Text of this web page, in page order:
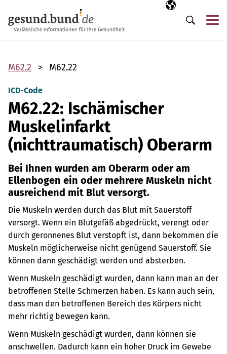
Ausgewählte
DE
Suche
M62.2 M62.22
ICD-Code
M62.22: Ischämischer
Muskelinfarkt
(nichttraumatisch) Oberarm
Bei Ihnen wurden am Oberarm oder am
Ellenbogen ein oder mehrere Muskeln nicht
ausreichend mit Blut versorgt.
Die Muskeln werden durch das Blut mit Sauerstoff
versorgt. Wenn ein Blutgefäß abgedrückt, verengt oder
durch geronnenes Blut verstopft ist, dann bekommen die
Muskeln möglicherweise nicht genügend Sauerstoff. Sie
können dann geschädigt werden und absterben.
Wenn Muskeln geschädigt wurden, dann kann man an der
betroffenen Stelle Schmerzen haben. Es kann auch sein,
dass man den betroffenen Bereich des Körpers nicht
mehr richtig bewegen kann.
Wenn Muskeln geschädigt wurden, dann können sie
anschwellen. Dadurch kann ein hoher Druck im Gewebe